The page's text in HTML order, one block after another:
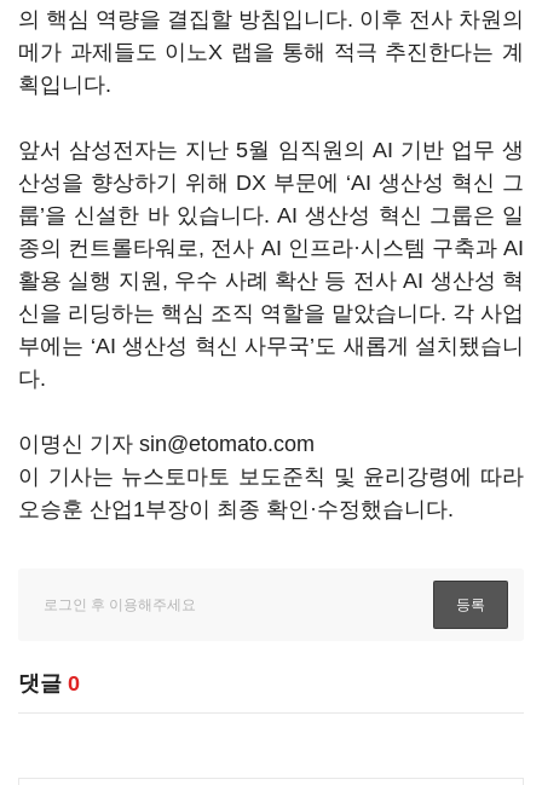
의 핵심 역량을 결집할 방침입니다. 이후 전사 차원의
메가 과제들도 이노X 랩을 통해 적극 추진한다는 계
획입니다.
앞서 삼성전자는 지난 5월 임직원의 AI 기반 업무 생
산성을 향상하기 위해 DX 부문에 ‘AI 생산성 혁신 그
룹’을 신설한 바 있습니다. AI 생산성 혁신 그룹은 일
종의 컨트롤타워로, 전사 AI 인프라·시스템 구축과 AI
활용 실행 지원, 우수 사례 확산 등 전사 AI 생산성 혁
신을 리딩하는 핵심 조직 역할을 맡았습니다. 각 사업
부에는 ‘AI 생산성 혁신 사무국’도 새롭게 설치됐습니
다.
이명신 기자 sin@etomato.com
이 기사는 뉴스토마토 보도준칙 및 윤리강령에 따라
오승훈 산업1부장이 최종 확인·수정했습니다.
댓글 0